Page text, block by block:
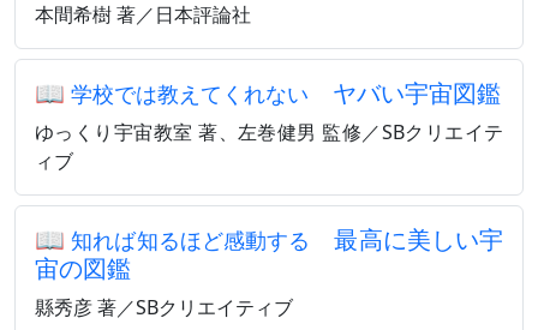
本間希樹 著／日本評論社
📖 学校では教えてくれない ヤバい宇宙図鑑
ゆっくり宇宙教室 著、左巻健男 監修／SBクリエイテ
ィブ
📖知れば知るほど感動する
最高に美しい宇
宙の図鑑
縣秀彦 著／SBクリエイティブ